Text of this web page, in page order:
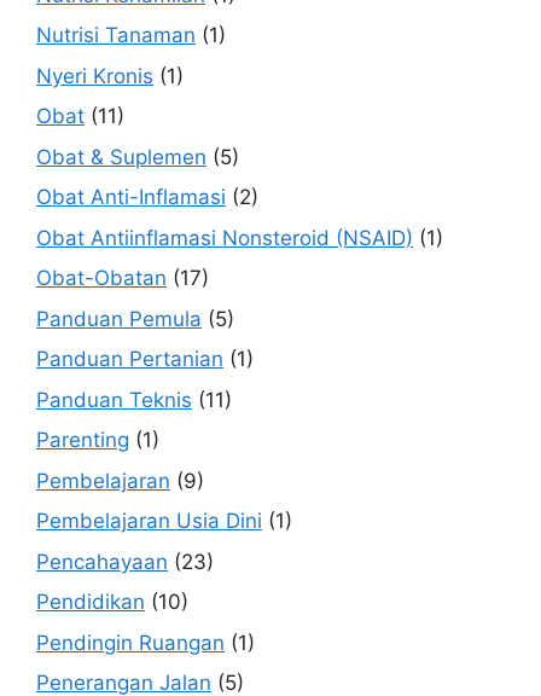
Nutrisi Tanaman (1)
Nyeri Kronis (1)
Obat (11)
Obat & Suplemen (5)
Obat Anti-Inflamasi (2)
Obat Antiinflamasi Nonsteroid (NSAID) (1)
Obat-Obatan (17)
Panduan Pemula (5)
Panduan Pertanian (1)
Panduan Teknis (11)
Parenting (1)
Pembelajaran (9)
Pembelajaran Usia Dini (1)
Pencahayaan (23)
Pendidikan (10)
Pendingin Ruangan (1)
Penerangan Jalan (5)